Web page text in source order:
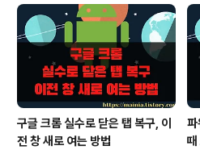
구글 크롬 실수로 닫은 탭 복구, 이
전 창 새로 여는 방법
때